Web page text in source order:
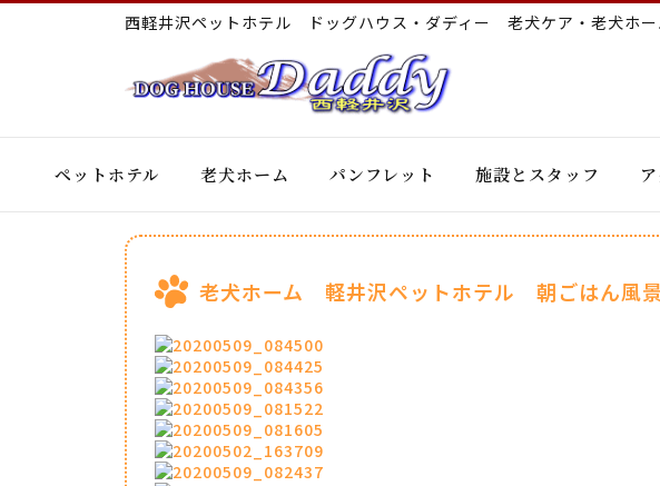
西軽井沢ペットホテル ドッグハウス・ダディー 老犬ケア・老犬ホー
ペットホテル 老犬ホーム パンフレット 施設とスタッフ
老犬ホーム 軽井沢ペットホテル 朝ごはん風景